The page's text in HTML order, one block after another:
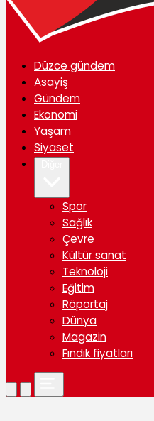
Düzce gündem
Asayiş
Gündem
Ekonomi
Yaşam
Siyaset
Spor
Sağlık
Çevre
Kültür sanat
Teknoloji
Eğitim
Röportaj
Dünya
Magazin
Fındık fiyatları